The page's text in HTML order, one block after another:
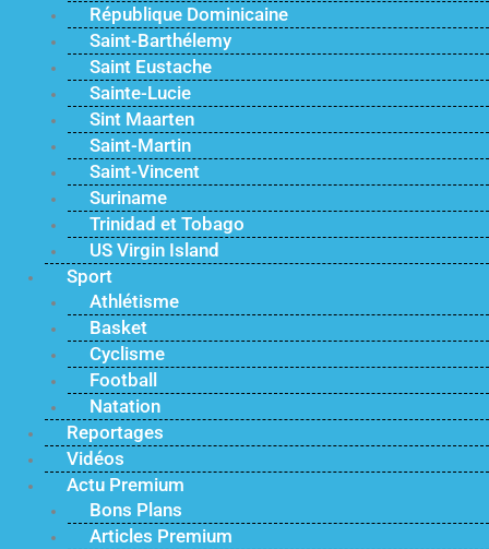
République Dominicaine
Saint-Barthélemy
Saint Eustache
Sainte-Lucie
Sint Maarten
Saint-Martin
Saint-Vincent
Suriname
Trinidad et Tobago
US Virgin Island
Sport
Athlétisme
Basket
Cyclisme
Football
Natation
Reportages
Vidéos
Actu Premium
Bons Plans
Articles Premium